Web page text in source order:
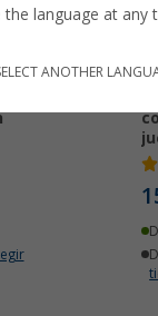
the language at any
ANOTHER